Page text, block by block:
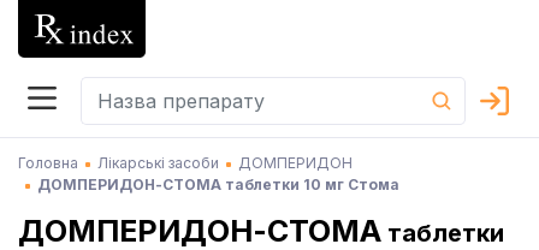
Головна Лікарські засоби
ДОМПЕРИДОН
ДОМПЕРИДОН-СТОМА таблетки 10 мг Стома
ДОМПЕРИДОН-СТОМА таблетки